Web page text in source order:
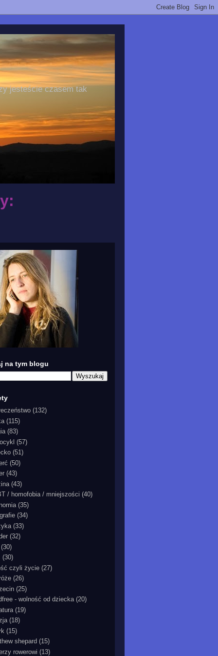
jesteście czasem tak
na tym blogu
(132)
(115)
(83)
(57)
(51)
(50)
(43)
(43)
/ homofobia / mniejszości (40)
(35)
(34)
(33)
(32)
(30)
(30)
czyli życie (27)
(26)
(25)
- wolność od dziecka (20)
(19)
(18)
(15)
shepard (15)
rowerowi (13)